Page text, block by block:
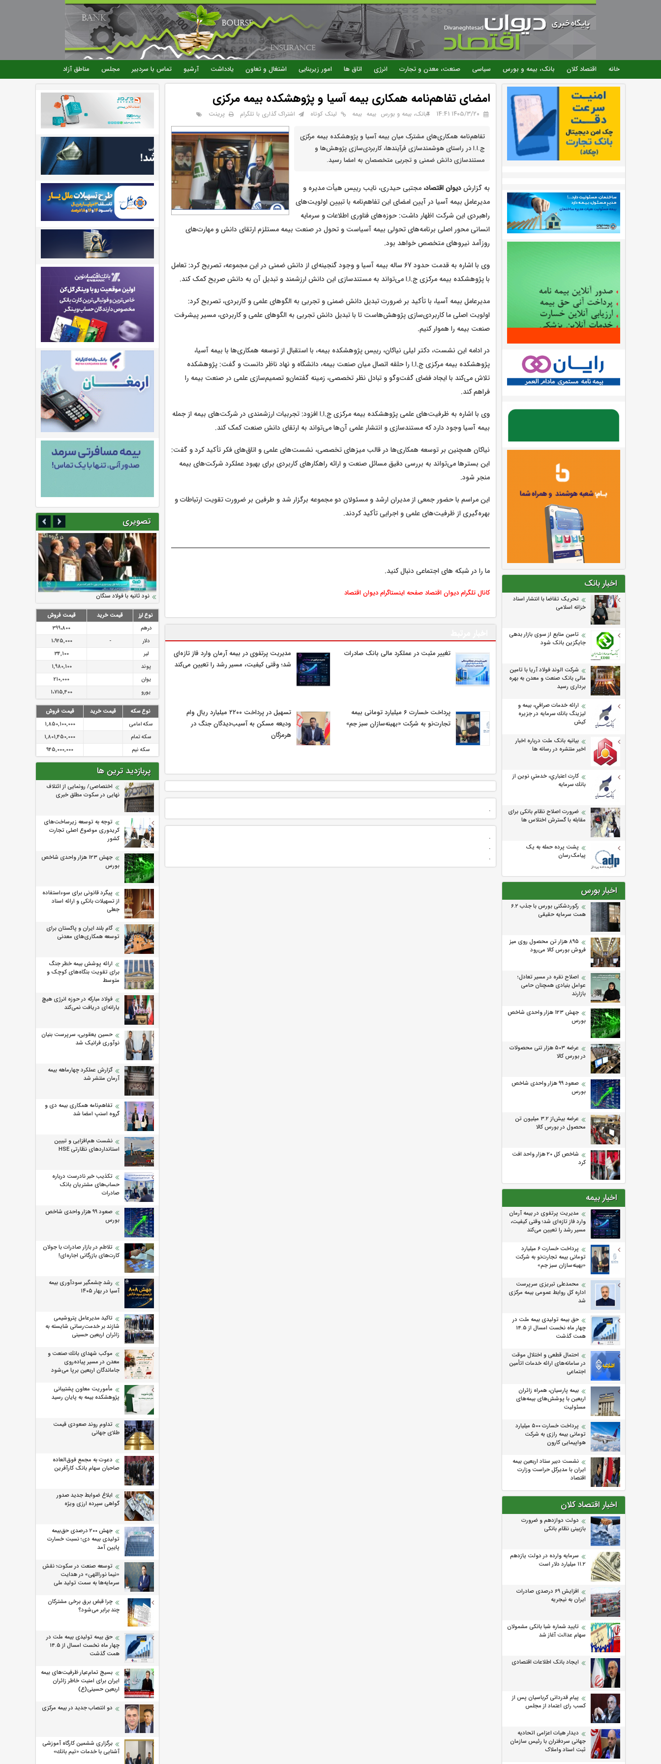
رفتن
به
محتوای
اصلی
خانه اقتصاد کلان بانک، بیمه و بورس سیاسی صنعت، معدن و تجارت انرژی اتاق ها امور زیربنایی اشتغال و تعاون یادداشت آرشیو تماس با سردبیر مجلس مناطق آزاد
اخبار بانک
تحریک تقاضا با انتشار اسناد
خزانه اسلامی
تامین منابع از سوی بازار بدهی
جایگزین بانک شود
شرکت الوند فولاد آریا با تامین
مالی بانک صنعت و معدن به بهره
برداری رسید
ارائه خدمات صرافي، بيمه و
ليزينگ بانك سرمايه در جزيره
كيش
بیانیه بانک ملت درباره اخبار
اخیر منتشره در رسانه ها
كارت اعتباري، خدمتي نوين از
بانك سرمايه
ضرورت اصلاح نظام بانکی برای
مقابله با گسترش اختلاس ها
پشت پرده حمله به یک
پیامک‌رسان
اخبار بورس
رکوردشکنی بورس با جذب ۶.۲
همت سرمایه حقیقی
۸۹۵ هزار تن محصول روی میز
فروش بورس کالا می‌‌رود
اصلاح نقره در مسیر تعادل؛
عوامل بنیادی همچنان حامی
بازارند
جهش ۱۲۳ هزار واحدی شاخص
بورس
عرضه ۵۰۳ هزار تنی محصولات
در بورس کالا
صعود ۹۹ هزار واحدی شاخص
بورس
عرضه بیش‌از ۳.۲ میلیون تن
محصول در بورس کالا
شاخص کل ۲۰ هزار واحد افت
کرد
اخبار بیمه
مدیریت پرتفوی در بیمه آرمان
وارد فاز تازه‌ای شد؛ وقتی کیفیت،
مسیر رشد را تعیین می‌کند
پرداخت خسارت ۶ میلیارد
تومانی بیمه تجارت‌نو به شرکت
«بهینه‌سازان سبز جم»
محمدعلی تبریزی سرپرست
اداره كل روابط عمومی بیمه مركزی
شد
حق بیمه تولیدی بیمه ملت در
چهار ماه نخست امسال از 14.5
همت گذشت
احتمال قطعی و اختلال موقت
در سامانه‌های ارائه خدمات اتأمین
اجتماعی
بیمه پارسیان، همراه زائران
اربعین با پوشش‌های بیمه‌های
مسئولیت
پرداخت خسارت ۵۰۰ میلیارد
تومانی بیمه رازی به شرکت
هواپیمایی کارون
نشست دبیر ستاد اربعین بیمه
ایران با مدیرکل حراست وزارت
اقتصاد
اخبار اقتصاد کلان
دولت دوازدهم و ضرورت
بازبینی نظام بانکی
سرمایه وارده در دولت یازدهم
۱۱.۲ میلیارد دلار است
افزایش 69 درصدی صادرات
ایران به نیجریه
تایید شماره شبا بانکی مشمولان
سهام عدالت آغاز شد
ایجاد بانک اطلاعات اقتصادی
پیام قدردانی کرباسیان پس از
کسب رای اعتماد از مجلس
دیدار هیات اعزامی اتحادیه
جهانی سردفتران با رئیس سازمان
ثبت اسناد واملاک
امضای تفاهم‌نامه همکاری بیمه آسیا و پژوهشکده بیمه مرکزی
۱۴۰۵/۳/۲۰ 14:41 بانک، بیمه و بورس بيمه بیمه لینک کوتاه اشتراک گذاری با تلگرام پرینت
تفاهم‌نامه همکاری‌های مشترک میان بیمه آسیا و پژوهشکده بیمه مرکزی
ج.ا.ا در راستای هوشمندسازی فرآیندها، کاربردی‌سازی پژوهش‌ها و
مستندسازی دانش ضمنی و تجربی متخصصان به امضا رسید.
به گزارشدیوان اقتصاد، مجتبی حیدری، نایب رییس هیأت مدیره و
مدیرعامل بیمه آسیا در آیین امضای این تفاهم‌نامه با تبیین اولویت‌های
راهبردی این شرکت اظهار داشت: حوزه‌های فناوری اطلاعات و سرمایه
انسانی محور اصلی برنامه‌های تحولی بیمه آسیاست و تحول در صنعت بیمه مستلزم ارتقای دانش و مهارت‌های
روزآمد نیروهای متخصص خواهد بود.
وی با اشاره به قدمت حدود 67 ساله بیمه آسیا و وجود گنجینه‌ای از دانش ضمنی در این مجموعه، تصریح کرد: تعامل
با پژوهشکده بیمه مرکزی ج.ا.ا می‌تواند به مستندسازی این دانش ارزشمند و تبدیل آن به دانش صریح کمک کند.
مدیرعامل بیمه آسیا، با تأکید بر ضرورت تبدیل دانش ضمنی و تجربی به الگوهای علمی و کاربردی، تصریح کرد:
اولویت اصلی ما کاربردی‌سازی پژوهش‌هاست تا با تبدیل دانش تجربی به الگوهای علمی و کاربردی، مسیر پیشرفت
صنعت بیمه را هموار کنیم.
در ادامه این نشست، دکتر لیلی نیاکان، رییس پژوهشکده بیمه، با استقبال از توسعه همکاری‌ها با بیمه آسیا،
پژوهشکده بیمه مرکزی ج.ا.ا را حلقه اتصال میان صنعت بیمه، دانشگاه و نهاد ناظر دانست و گفت: پژوهشکده
تلاش می‌کند با ایجاد فضای گفت‌وگو و تبادل نظر تخصصی، زمینه گفتمان‌و تصمیم‌سازی علمی در صنعت بیمه را
فراهم کند.
وی با اشاره به ظرفیت‌های علمی پژوهشکده بیمه مرکزی ج.ا.ا افزود: تجربیات ارزشمندی در شرکت‌های بیمه از جمله
بیمه آسیا وجود دارد که مستندسازی و انتشار علمی آن‌ها می‌تواند به ارتقای دانش صنعت کمک کند.
نیاکان همچنین بر توسعه همکاری‌ها در قالب میزهای تخصصی، نشست‌های علمی و اتاق‌های فکر تأکید کرد و گفت:
این بسترها می‌تواند به بررسی دقیق مسائل صنعت و ارائه راهکارهای کاربردی برای بهبود عملکرد شرکت‌های بیمه
منجر شود.
این مراسم با حضور جمعی از مدیران ارشد و مسئولان دو مجموعه برگزار شد و طرفین بر ضرورت تقویت ارتباطات و
بهره‌گیری از ظرفیت‌های علمی و اجرایی تأکید کردند.
ما را در شبکه های اجتماعی دنبال کنید.
کانال تلگرام دیوان اقتصادصفحه اینستاگرام دیوان اقتصاد
تغییر مثبت در عملکرد مالی بانک صادرات
مدیریت پرتفوی در بیمه آرمان وارد فاز تازه‌ای
شد؛ وقتی کیفیت، مسیر رشد را تعیین می‌کند
پرداخت خسارت ۶ میلیارد تومانی بیمه
تجارت‌نو به شرکت «بهینه‌سازان سبز جم»
تسهیل در پرداخت ۲۲۰۰ میلیارد ریال وام
ودیعه مسکن به آسیب‌دیدگان جنگ در
هرمزگان
.
.
.
.
تصویری
ارزش سهام عدالت بالا رفت
سرمایه بیمه کوثر به ۴ همت می‌رسد
نود ثانیه با فولاد سنگان
تقدیر دبیرکل سندیکای بیمه گران ایران از
اقدامات مدیرعامل بیمه رازی
توصیه های رئیس پلیس فتا به مشتریان بانک
ها در مورد پیشگیری از سرقت های مجازی
نوع ارز قیمت خرید
قیمت فروش
درهم
399،800
دلار
-
1،925,000
لیر
34,100
پوند
1,980,100
یوان
210,000
یورو
1،715,400
نوع سکه قیمت خرید
قیمت فروش
سکه امامی
1,850,100,000
سکه تمام
1,801,450,000
سکه نیم
945,000,000
پربازدید ترین ها
اختصاصی/ رونمایی از ائتلاف‌
نهایی در سکوت مطلق خبری
توجه به توسعه زیرساخت‌های
کریدوری موضوع اصلی تجارت
کشور
جهش ۱۲۳ هزار واحدی شاخص
بورس
پیگرد قانونی برای سوءاستفاده
از تسهیلات بانکی و ارائه اسناد
جعلی
گام بلند ایران و پاکستان برای
توسعه همکاری‌های معدنی
ارائه پوشش بیمه خطر جنگ
برای تقویت بنگاه‌های کوچک و
متوسط
فولاد مبارکه در حوزه انرژی هیچ
یارانه‌ای دریافت نمی‌کند
حسین یعقوبی، سرپرست بنیان
نوآوری فرانیک شد
گزارش عملکرد چهارماهه بیمه
آرمان منتشر شد
تفاهم‌نامه همکاری بیمه دی و
گروه اسنپ امضا شد
نشست هم‌افزایی و تبیین
استانداردهای نظارتی HSE
تکذیب خبر نادرست درباره
حساب‌های مشتریان بانک
صادرات
صعود ۹۹ هزار واحدی شاخص
بورس
تلاطم در بازار صادرات با جولان
کارت‌های بازرگانی اجاره‌ای!
رشد چشمگیر سودآوری بیمه
آسیا در بهار ۱۴۰۵
تاکید مدیرعامل پتروشیمی
شازند بر خدمت‌رسانی شایسته به
زائران اربعین حسینی
موكب شهدای بانك صنعت و
معدن در مسیر پیاده‌روی
جاماندگان اربعین برپا می‌شود
مأموریت معاون پشتیبانی
پژوهشكده بیمه به پایان رسید
تداوم روند صعودی قیمت
طلای جهانی
دعوت به مجمع فوق‌العاده
صاحبان سهام بانک کارآفرین
ابلاغ ضوابط جدید صدور
گواهی سپرده ارزی ویژه
جهش ۲۰۰ درصدی حق‌بیمه
تولیدی بیمه دی؛ نسبت خسارت
پایین آمد
توسعه صنعت در سکوت؛ نقش
«نیما نوراللهی» در هدایت
سرمایه‌ها به سمت تولید ملی
چرا قبض برق برخی مشترکان
چند برابر می‌شود؟
حق بیمه تولیدی بیمه ملت در
چهار ماه نخست امسال از 14.5
همت گذشت
بسیج تمام‌عیار ظرفیت‌های بیمه
ایران برای امنیت خاطر زائران
اربعین حسینی(ع)
دو انتصاب جدید در بیمه مرکزی
برگزاری ششمین كارگاه آموزشی
آشنایی با خدمات «تیم بانك»